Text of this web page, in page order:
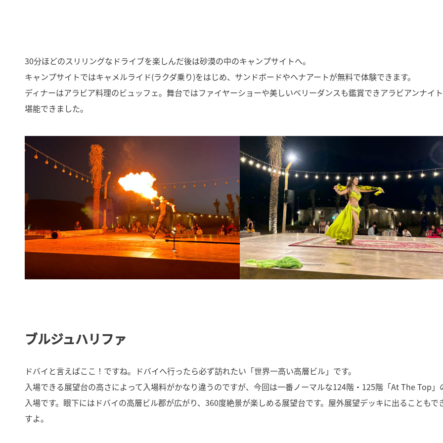
30分ほどのスリリングなドライブを楽しんだ後は砂漠の中のキャンプサイトへ。
キャンプサイトではキャメルライド(ラクダ乗り)をはじめ、サンドボードやヘナアートが無料で体験できます。
ディナーはアラビア料理のビュッフェ。舞台ではファイヤーショーや美しいベリーダンスも鑑賞できアラビアンナイ
堪能できました。
ブルジュハリファ
ドバイと言えばここ！ですね。ドバイへ行ったら必ず訪れたい「世界一高い高層ビル」です。
入場できる展望台の高さによって入場料がかなり違うのですが、今回は一番ノーマルな124階・125階「At The Top」
入場です。眼下にはドバイの高層ビル郡が広がり、360度絶景が楽しめる展望台です。屋外展望デッキに出ることもで
すよ。